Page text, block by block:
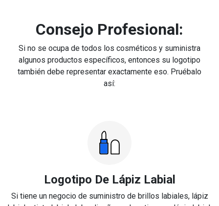
Consejo Profesional:
Si no se ocupa de todos los cosméticos y suministra
algunos productos específicos, entonces su logotipo
también debe representar exactamente eso. Pruébalo
así:
Logotipo De Lápiz Labial
Si tiene un negocio de suministro de brillos labiales, lápiz